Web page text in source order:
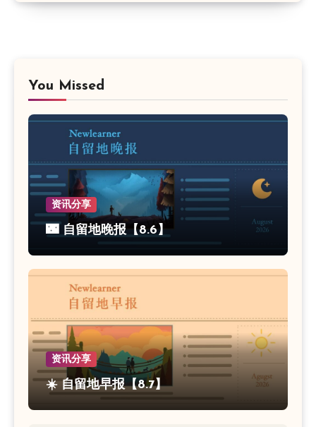
You Missed
资讯分享
🌃 自留地晚报【8.6】
资讯分享
☀️ 自留地早报【8.7】